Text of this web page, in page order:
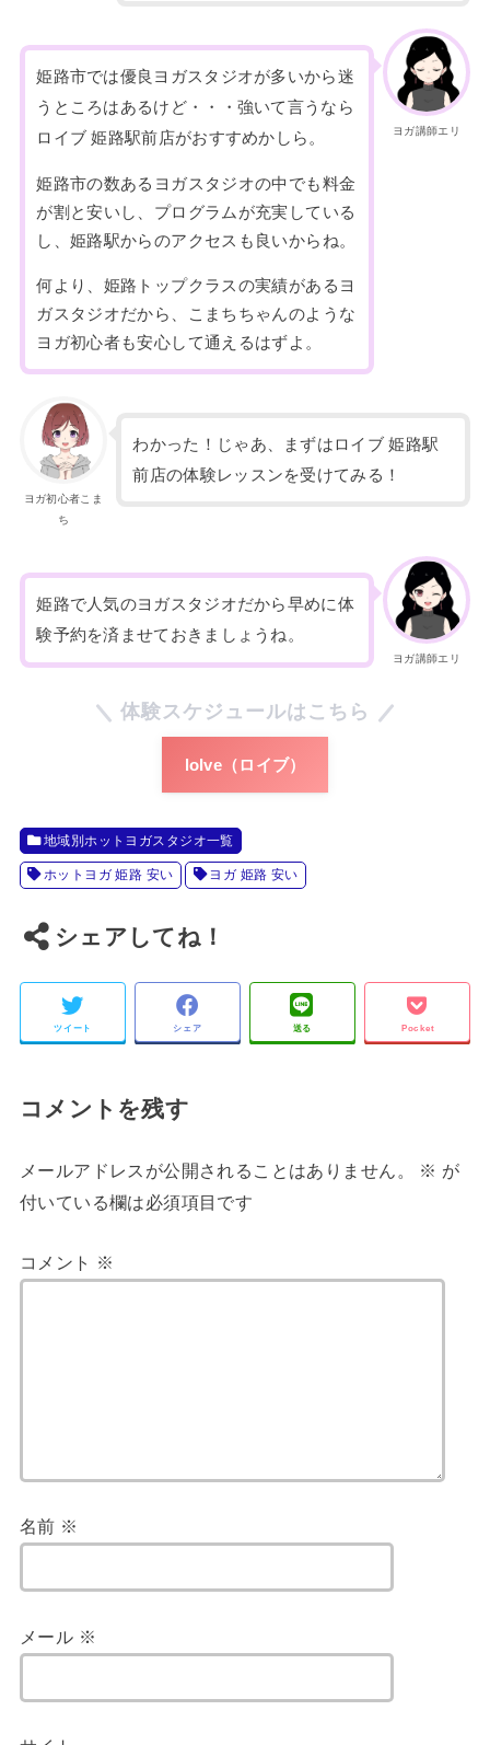
ヨガ講師エリ
姫路市では優良ヨガスタジオが多いから迷
うところはあるけど・・・強いて言うなら
ロイブ 姫路駅前店がおすすめかしら。
姫路市の数あるヨガスタジオの中でも料金
が割と安いし、プログラムが充実している
し、姫路駅からのアクセスも良いからね。
何より、姫路トップクラスの実績があるヨ
ガスタジオだから、こまちちゃんのような
ヨガ初心者も安心して通えるはずよ。
ヨガ初心者こま
ち
わかった！じゃあ、まずはロイブ 姫路駅
前店の体験レッスンを受けてみる！
ヨガ講師エリ
姫路で人気のヨガスタジオだから早めに体
験予約を済ませておきましょうね。
体験スケジュールはこちら
loIve（ロイブ）
地域別ホットヨガスタジオ一覧
ホットヨガ 姫路 安い ヨガ 姫路 安い
シェアしてね！
ツイート シェア 送る Pocket
コメントを残す
メールアドレスが公開されることはありません。 ※ が
付いている欄は必須項目です
コメント ※
名前 ※
メール ※